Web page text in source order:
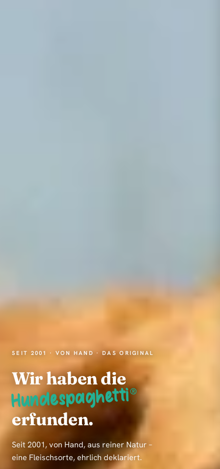
SEIT 2001 · VON HAND · DAS ORIGINAL
Wir haben die
Hundespaghetti®
erfunden.
Seit 2001, von Hand, aus reiner Natur –
eine Fleischsorte, ehrlich deklariert.